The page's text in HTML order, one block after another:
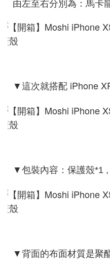
▼這次就搭配 iPhone
▼包裝內容：保護殼*1
▼背面的布面材質是聚